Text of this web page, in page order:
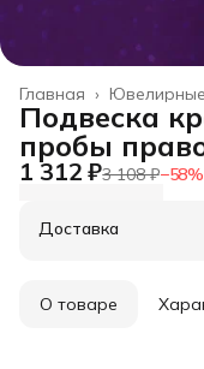
Главная ›
Подвеска
пробы
1 312 ₽3 108 ₽−58%
Доставка
О товаре